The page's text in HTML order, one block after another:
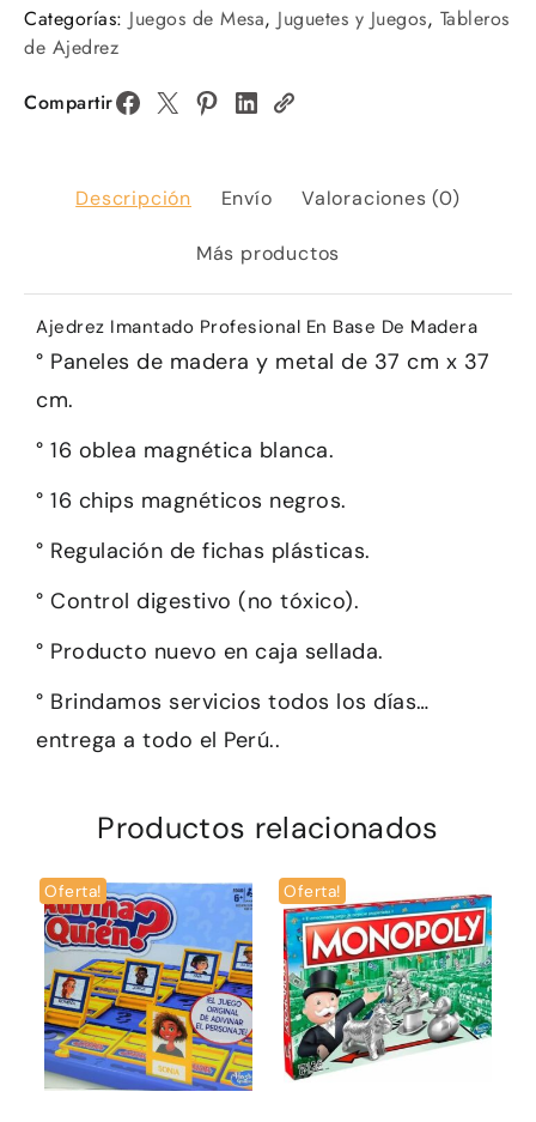
Categorías: Juegos de Mesa, Juguetes y Juegos, Tableros
de Ajedrez
Compartir
Descripción Envío Valoraciones (0)
Más productos
Ajedrez Imantado Profesional En Base De Madera
° Paneles de madera y metal de 37 cm x 37
cm.
° 16 oblea magnética blanca.
° 16 chips magnéticos negros.
° Regulación de fichas plásticas.
° Control digestivo (no tóxico).
° Producto nuevo en caja sellada.
° Brindamos servicios todos los días…
entrega a todo el Perú..
Productos relacionados
Oferta! Oferta!